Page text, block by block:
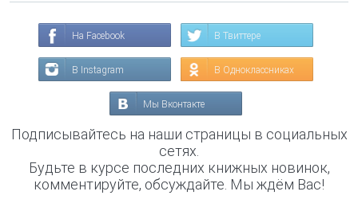
На Facebook В Твиттере
В Instagram В Одноклассниках
Мы Вконтакте
Подписывайтесь на наши страницы в социальных
сетях.
Будьте в курсе последних книжных новинок,
комментируйте, обсуждайте. Мы ждём Вас!